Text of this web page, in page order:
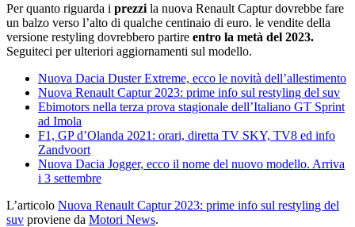
Per quanto riguarda i prezzi la nuova Renault Captur dovrebbe fare
un balzo verso l’alto di qualche centinaio di euro. le vendite della
versione restyling dovrebbero partire entro la metà del 2023.
Seguiteci per ulteriori aggiornamenti sul modello.
Nuova Dacia Duster Extreme, ecco le novità dell’allestimento
Nuova Renault Captur 2023: prime info sul restyling del suv
Ebimotors nella terza prova stagionale dell’Italiano GT Sprint
ad Imola
F1, GP d’Olanda 2021: orari, diretta TV SKY, TV8 ed info
Zandvoort
Nuova Dacia Jogger, ecco il nome del nuovo modello. Arriva
i 3 settembre
L’articolo Nuova Renault Captur 2023: prime info sul restyling del
suv proviene da Motori News.